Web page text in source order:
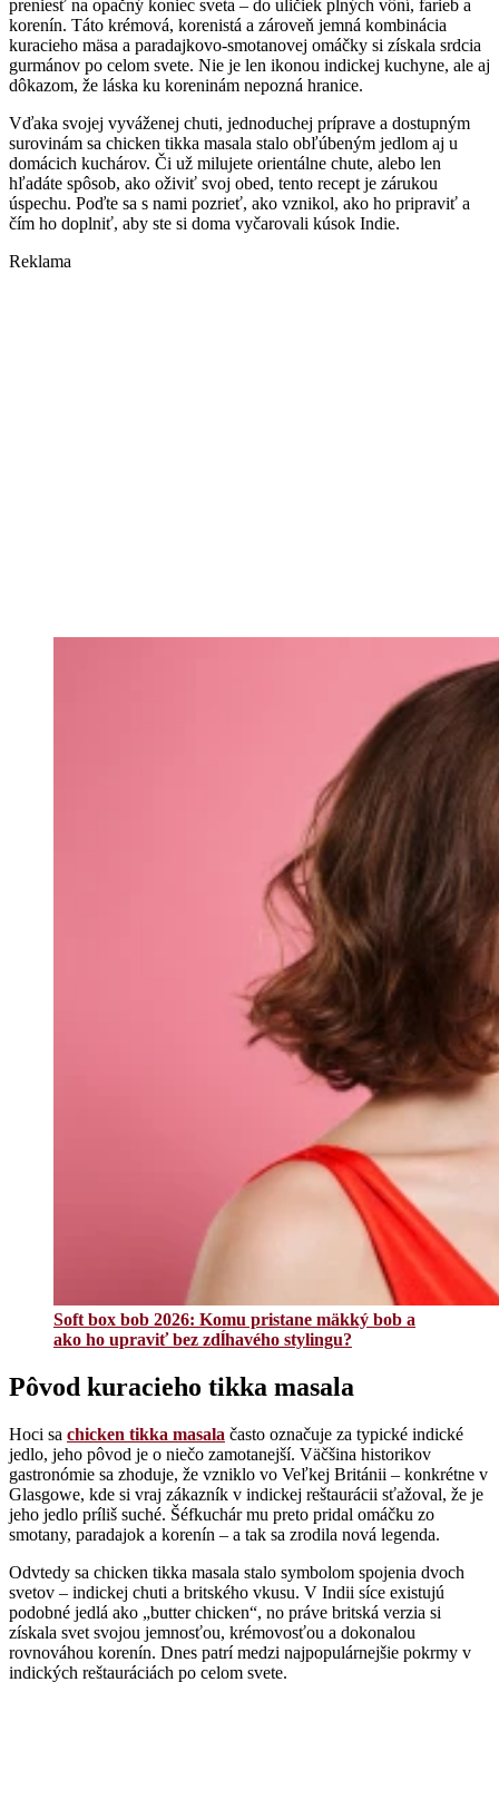
preniesť na opačný koniec sveta – do uličiek plných vôní, farieb a
korenín. Táto krémová, korenistá a zároveň jemná kombinácia
kuracieho mäsa a paradajkovo-smotanovej omáčky si získala srdcia
gurmánov po celom svete. Nie je len ikonou indickej kuchyne, ale aj
dôkazom, že láska ku koreninám nepozná hranice.
Vďaka svojej vyváženej chuti, jednoduchej príprave a dostupným
surovinám sa chicken tikka masala stalo obľúbeným jedlom aj u
domácich kuchárov. Či už milujete orientálne chute, alebo len
hľadáte spôsob, ako oživiť svoj obed, tento recept je zárukou
úspechu. Poďte sa s nami pozrieť, ako vznikol, ako ho pripraviť a
čím ho doplniť, aby ste si doma vyčarovali kúsok Indie.
Reklama
Soft box bob 2026: Komu pristane mäkký bob a
ako ho upraviť bez zdĺhavého stylingu?
Pôvod kuracieho tikka masala
Hoci sa chicken tikka masala často označuje za typické indické
jedlo, jeho pôvod je o niečo zamotanejší. Väčšina historikov
gastronómie sa zhoduje, že vzniklo vo Veľkej Británii – konkrétne v
Glasgowe, kde si vraj zákazník v indickej reštaurácii sťažoval, že je
jeho jedlo príliš suché. Šéfkuchár mu preto pridal omáčku zo
smotany, paradajok a korenín – a tak sa zrodila nová legenda.
Odvtedy sa chicken tikka masala stalo symbolom spojenia dvoch
svetov – indickej chuti a britského vkusu. V Indii síce existujú
podobné jedlá ako „butter chicken“, no práve britská verzia si
získala svet svojou jemnosťou, krémovosťou a dokonalou
rovnováhou korenín. Dnes patrí medzi najpopulárnejšie pokrmy v
indických reštauráciách po celom svete.